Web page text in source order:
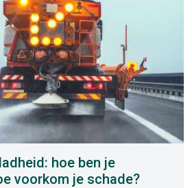
hoe ben je
voorkom je schade?